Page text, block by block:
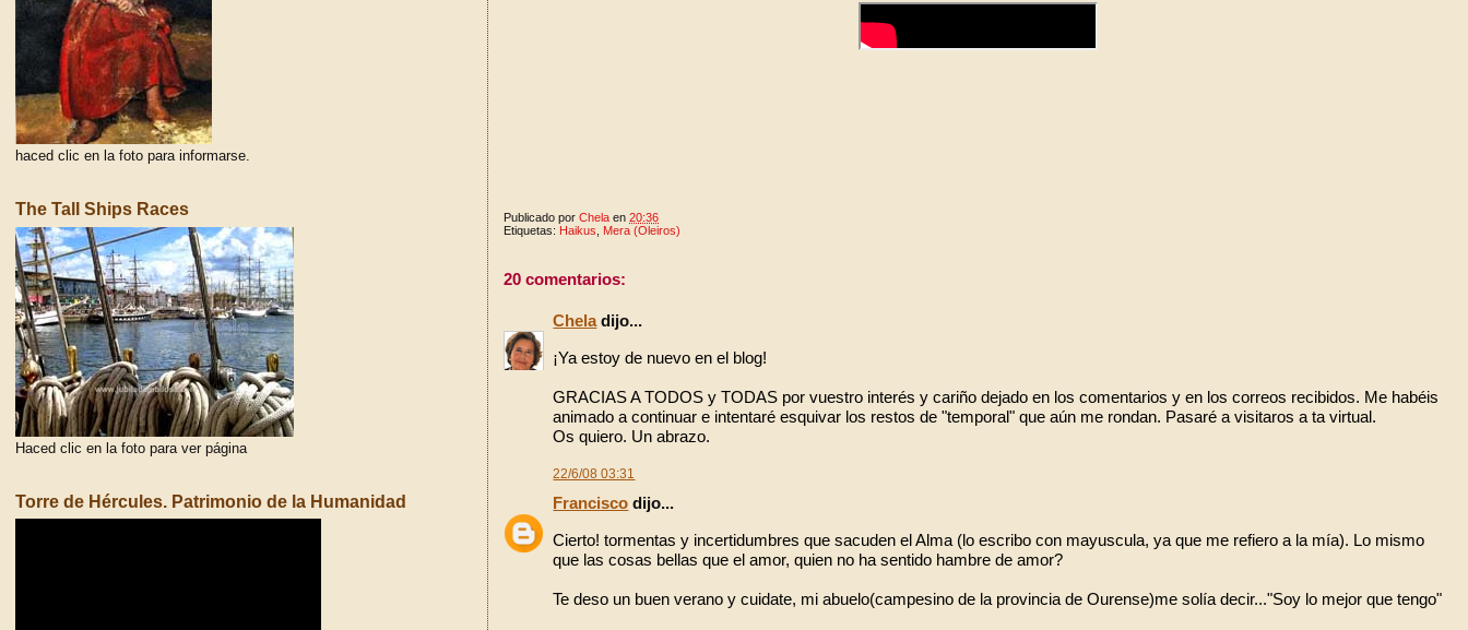
Publicado porChela en20:36
Etiquetas: Haikus Mera (Oleiros)
20 comentarios:
Cheladijo...
¡Ya estoy de nuevo en el blog!
GRACIAS A TODOS y TODAS por vuestro interés y cariño dejado en los comentarios y en los correos recibidos. Me habéis
animado a continuar e intentaré esquivar los restos de "temporal" que aún me rondan. Pasaré a visitaros a ta virtual.
Os quiero. Un abrazo.
22/6/08 03:31
Francisco dijo...
Cierto! tormentas y incertidumbres que sacuden el Alma (lo escribo con mayuscula, ya que me refiero a la mía). Lo mismo
que las cosas bellas que el amor, quien no ha sentido hambre de amor?
Te deso un buen verano y cuidate, mi abuelo(campesino de la provincia de Ourense)me solía decir..."Soy lo mejor que tengo"
haced clic en la foto para informarse.
The Tall Ships Races
Haced clic en la foto para ver página
Torre de Hércules. Patrimonio de la Humanidad